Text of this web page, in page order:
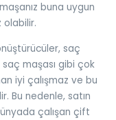
buna uygun
olabilir.
saç
maşası gibi çok
iyi çalışmaz ve bu
Bu nedenle, satın
çalışan çift